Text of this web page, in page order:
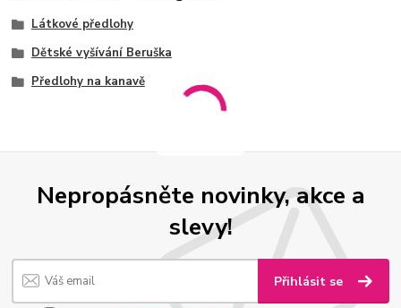
Látkové předlohy
Dětské vyšívání Beruška
Předlohy na kanavě
Nepropásněte novinky, akce a
slevy!
Přihlásit se